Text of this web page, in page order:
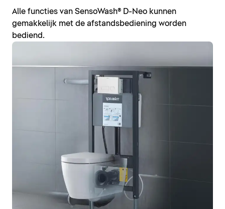
Alle functies van SensoWash® D-Neo kunnen
gemakkelijk met de afstandsbediening worden
bediend.